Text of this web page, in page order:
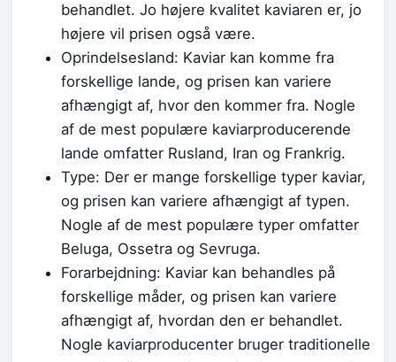
behandlet. Jo højere kvalitet kaviaren er, jo
højere vil prisen også være.
Oprindelsesland: Kaviar kan komme fra
forskellige lande, og prisen kan variere
afhængigt af, hvor den kommer fra. Nogle
af de mest populære kaviarproducerende
lande omfatter Rusland, Iran og Frankrig.
Type: Der er mange forskellige typer kaviar,
og prisen kan variere afhængigt af typen.
Nogle af de mest populære typer omfatter
Beluga, Ossetra og Sevruga.
Forarbejdning: Kaviar kan behandles på
forskellige måder, og prisen kan variere
afhængigt af, hvordan den er behandlet.
Nogle kaviarproducenter bruger traditionelle